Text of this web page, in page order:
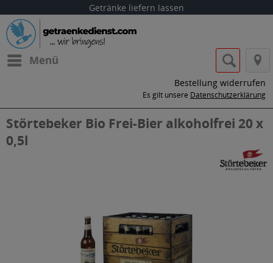
Getränke liefern lassen
Menü
Bestellung widerrufen
Es gilt unsere Datenschutzerklärung
Störtebeker Bio Frei-Bier alkoholfrei 20 x
0,5l